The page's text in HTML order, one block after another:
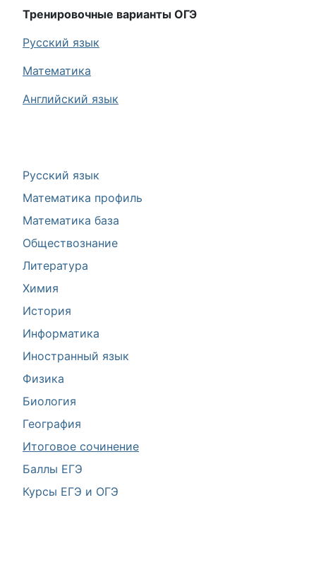
Русский язык
Математика профиль
Математика база
Обществознание
Литература
Химия
История
Информатика
Иностранный язык
Физика
Биология
География
Итоговое сочинение
Баллы ЕГЭ
Курсы ЕГЭ и ОГЭ
Тренировочные варианты ОГЭ
Русский язык
Математика
Английский язык